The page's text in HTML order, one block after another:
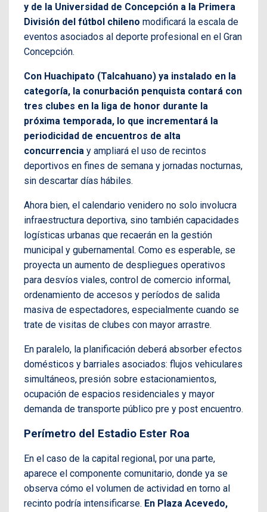
y de la Universidad de Concepción a la Primera
División del fútbol chileno modificará la escala de
eventos asociados al deporte profesional en el Gran
Concepción.
Con Huachipato (Talcahuano) ya instalado en la
categoría, la conurbación penquista contará con
tres clubes en la liga de honor durante la
próxima temporada, lo que incrementará la
periodicidad de encuentros de alta
concurrencia y ampliará el uso de recintos
deportivos en fines de semana y jornadas nocturnas,
sin descartar días hábiles.
Ahora bien, el calendario venidero no solo involucra
infraestructura deportiva, sino también capacidades
logísticas urbanas que recaerán en la gestión
municipal y gubernamental. Como es esperable, se
proyecta un aumento de despliegues operativos
para desvíos viales, control de comercio informal,
ordenamiento de accesos y períodos de salida
masiva de espectadores, especialmente cuando se
trate de visitas de clubes con mayor arrastre.
En paralelo, la planificación deberá absorber efectos
domésticos y barriales asociados: flujos vehiculares
simultáneos, presión sobre estacionamientos,
ocupación de espacios residenciales y mayor
demanda de transporte público pre y post encuentro.
Perímetro del Estadio Ester Roa
En el caso de la capital regional, por una parte,
aparece el componente comunitario, donde ya se
observa cómo el volumen de actividad en torno al
recinto podría intensificarse. En Plaza Acevedo,